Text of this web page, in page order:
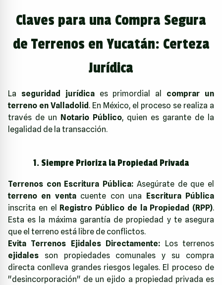
Claves para una Compra Segura
de Terrenos en Yucatán: Certeza
Jurídica
La seguridad jurídicaes primordial al comprar un
terreno en Valladolid . En México, el proceso se realiza a
través de un Notario Público, quien es garante de la
legalidad de la transacción.
1. Siempre Prioriza la Propiedad Privada
Terrenos con Escritura Pública: Asegúrate de que el
terreno en ventacuente con una
Escritura Pública
inscrita en el
Registro Público de la Propiedad (RPP).
Esta es la máxima garantía de propiedad y te asegura
que el terreno está libre de conflictos.
Evita Terrenos Ejidales Directamente: Los terrenos
ejidales son propiedades comunales y su compra
directa conlleva grandes riesgos legales. El proceso de
"desincorporación" de un ejido a propiedad privada es